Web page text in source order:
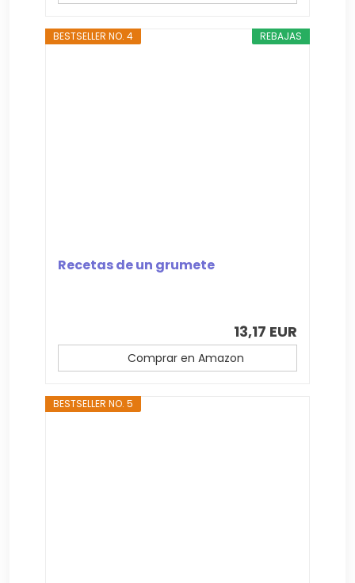
REBAJAS
BESTSELLER NO. 4
Recetas de un grumete
13,17 EUR
Comprar en Amazon
BESTSELLER NO. 5